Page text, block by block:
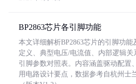
BP2863芯片各引脚功能
本文详细解析BP2863芯片的引脚功
定义、典型电压/电流值、内部逻辑
引脚参数对照表。内容涵盖驱动配置
用电路设计要点，数据参考自杭州士